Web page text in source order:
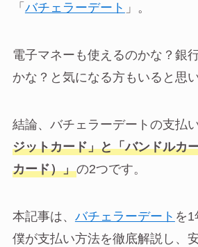
「 バチェラーデート 」。
電子マネーも使えるのかな？銀
かな？と気になる方もいると思い
結論、バチェラーデートの支払い
ジットカード」と「バンドルカ
カード）」の2つです。
本記事は、 バチェラーデート を
僕が支払い方法を徹底解説し、